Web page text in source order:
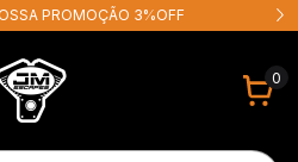
PROMOÇÃO 3%OFF
0